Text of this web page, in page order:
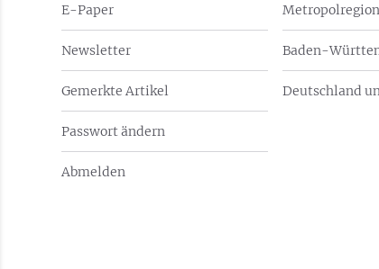
E-Paper
Newsletter
Gemerkte Artikel
Passwort ändern
Abmelden
Metropolregion
Baden-
Deutschland